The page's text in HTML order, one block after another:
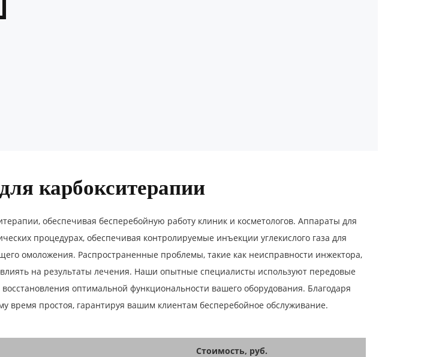
карбокситерапии
обеспечивая бесперебойную работу клиник и косметологов. Аппараты для
процедурах, обеспечивая контролируемые инъекции углекислого газа для
омоложения. Распространенные проблемы, такие как неисправности инжектора,
на результаты лечения. Наши опытные специалисты используют передовые
оптимальной функциональности вашего оборудования. Благодаря
простоя, гарантируя вашим клиентам бесперебойное обслуживание.
Стоимость, руб.